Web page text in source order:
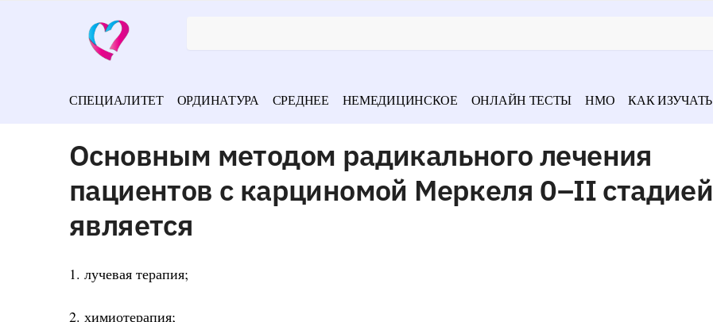
СПЕЦИАЛИТЕТ ОРДИНАТУРА СРЕДНЕЕ НЕМЕДИЦИНСКОЕ ОНЛАЙН ТЕСТЫ НМО КАК ИЗУЧАТЬ
Основным методом радикального лечения
пациентов с карциномой Меркеля 0–II стадией
является
1. лучевая терапия;
2. химиотерапия;